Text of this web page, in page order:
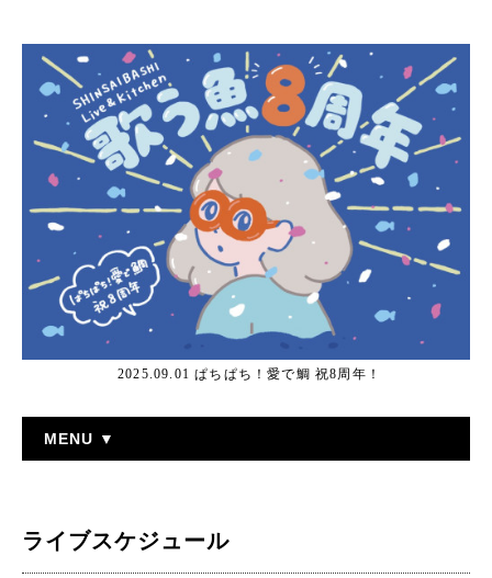
2025.09.01 ぱちぱち！愛で鯛 祝8周年！
MENU ▼
ライブスケジュール